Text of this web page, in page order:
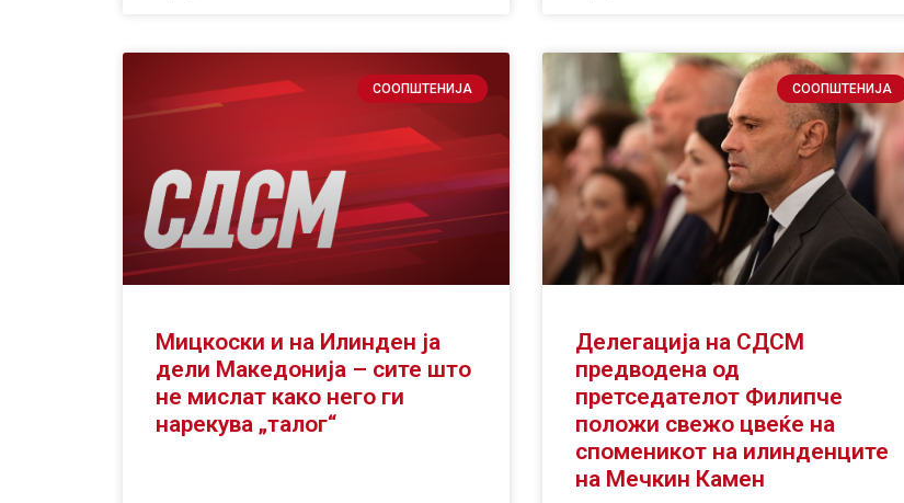
СООПШТЕНИЈА
Мицкоски и на Илинден ја
дели Македонија – сите што
не мислат како него ги
нарекува „талог“
СООПШТЕНИЈА
Делегација на СДСМ
предводена од
претседателот Филипче
положи свежо цвеќе на
споменикот на илинденците
на Мечкин Камен